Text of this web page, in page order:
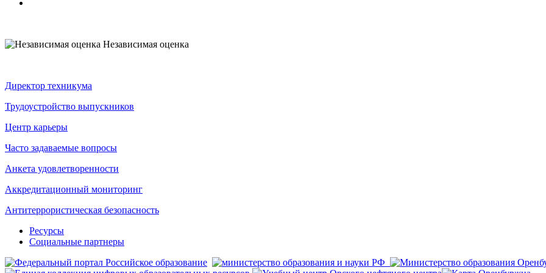
Независимая оценка
Директор техникума
Трудоустройство выпускников
Центр карьеры
Часто задаваемые вопросы
Анкета удовлетворенности
Аккредитационный мониторинг
Антитеррористическая безопасность
Ресурсы
Социальные партнеры